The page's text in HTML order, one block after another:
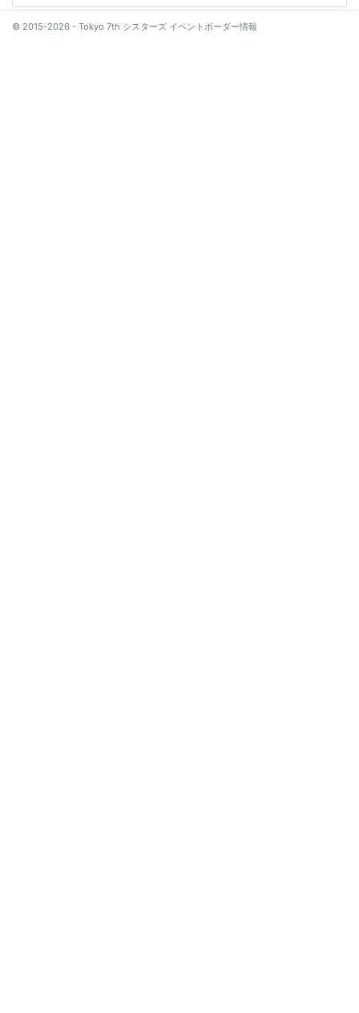
© 2015-2026 - Tokyo 7th シスターズ イベントボーダー情報